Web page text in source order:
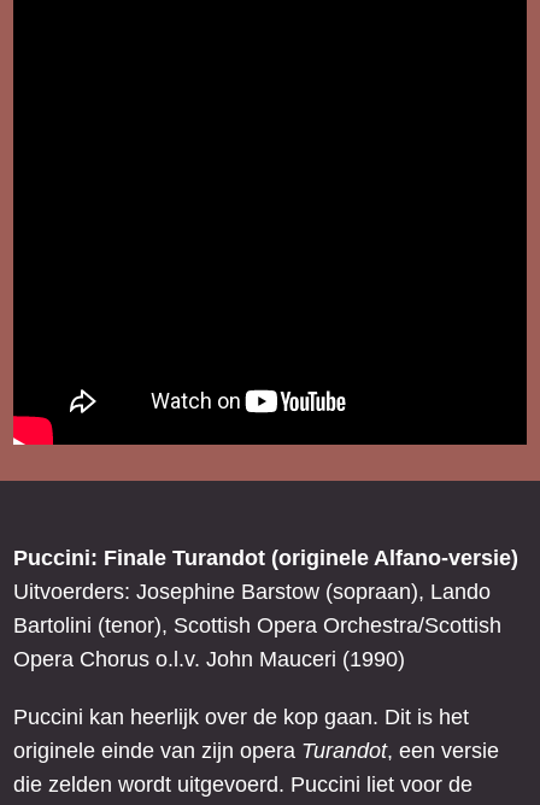
Puccini: Finale Turandot (originele Alfano-versie)
Uitvoerders: Josephine Barstow (sopraan), Lando
Bartolini (tenor), Scottish Opera Orchestra/Scottish
Opera Chorus o.l.v. John Mauceri (1990)
Puccini kan heerlijk over de kop gaan. Dit is het
originele einde van zijn opera Turandot, een versie
die zelden wordt uitgevoerd. Puccini liet voor de